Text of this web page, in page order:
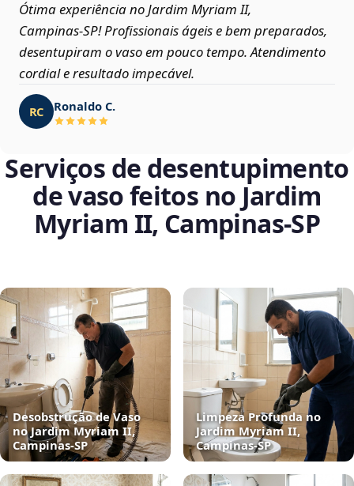
Ótima experiência no Jardim Myriam II,
Campinas‑SP! Profissionais ágeis e bem preparados,
desentupiram o vaso em pouco tempo. Atendimento
cordial e resultado impecável.
RC Ronaldo C.
Serviços de desentupimento
de vaso feitos no Jardim
Myriam II, Campinas‑SP
Desobstrução de Vaso
no Jardim Myriam II,
Campinas‑SP
Limpeza Profunda no
Jardim Myriam II,
Campinas‑SP